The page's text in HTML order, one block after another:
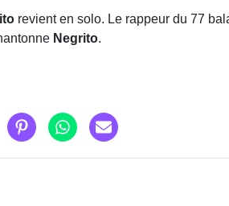
revient en solo. Le rappeur du 77
Negrito.